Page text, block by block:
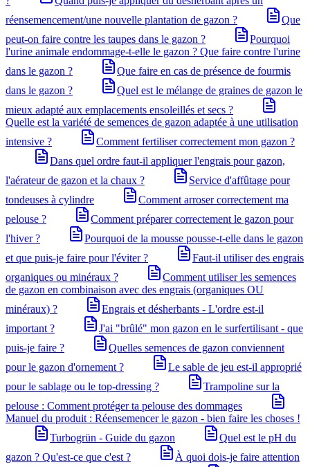
réensemencement/une nouvelle plantation de gazon ?
Que
peut-on faire contre les taupes dans le gazon ?
Pourquoi
l'urine animale endommage-t-elle le gazon ? Que faire contre l'urine
dans le gazon ?
Que faire en cas de présence de fourmis
dans le gazon ?
Quel est le mélange de graines de gazon le
mieux adapté aux emplacements ensoleillés et secs ?
Quelle est la variété de semences de gazon adaptée à une utilisation
intensive ?
Comment fertiliser correctement mon gazon ?
Dans quel ordre faut-il appliquer l'engrais pour gazon,
l'aérateur de gazon et la chaux ?
Service d'affûtage pour
tondeuses à cylindre
Comment arroser correctement ma
pelouse ?
Comment préparer correctement le gazon pour
l'hiver ?
Pourquoi de la mousse pousse-t-elle dans le gazon
et que puis-je faire pour l'éviter ?
Faut-il utiliser des engrais
organiques ou minéraux ?
Comment utiliser les semences
de gazon en combinaison avec des engrais (organiques OU
minéraux) ?
Engrais et désherbants - L'ordre est-il
important ?
J'ai "brûlé" mon gazon en le surfertilisant - que
puis-je faire ?
Quelles semences de gazon conviennent
pour le gazon d'ornement ?
Le sable de jeu est-il approprié
pour le sablage ou le top-dressing ?
Trampoline sur la
pelouse : Comment protéger ta pelouse des dommages
Manuel du produit : Réensemencer le gazon - bien faire les choses !
Turbogrün - Guide du gazon
Quel est le pH du
gazon ? Qu'est-ce que c'est ?
À quoi dois-je faire attention